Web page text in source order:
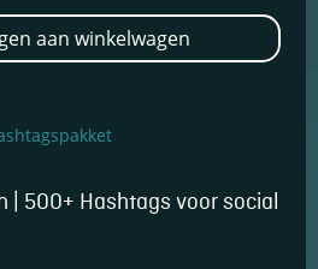
aan winkelwagen
| 500+ Hashtags voor social